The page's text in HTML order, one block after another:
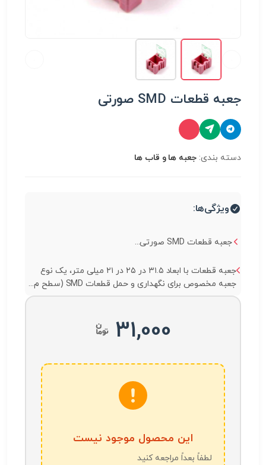
جعبه قطعات SMD صورتی
دسته بندی: جعبه ها و قاب ها
ویژگی‌ها:
جعبه قطعات SMD صورتی...
جعبه قطعات با ابعاد ۳۱.۵ در ۲۵ در ۲۱ میلی متر، یک نوع
جعبه مخصوص برای نگهداری و حمل قطعات SMD (سطح م...
31,000
این محصول موجود نیست
لطفاً بعداً مراجعه کنید